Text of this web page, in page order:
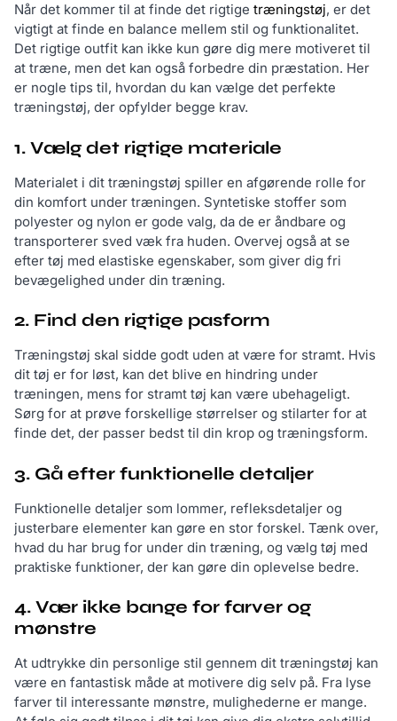
Når det kommer til at finde det rigtige træningstøj, er det
vigtigt at finde en balance mellem stil og funktionalitet.
Det rigtige outfit kan ikke kun gøre dig mere motiveret til
at træne, men det kan også forbedre din præstation. Her
er nogle tips til, hvordan du kan vælge det perfekte
træningstøj, der opfylder begge krav.
1. Vælg det rigtige materiale
Materialet i dit træningstøj spiller en afgørende rolle for
din komfort under træningen. Syntetiske stoffer som
polyester og nylon er gode valg, da de er åndbare og
transporterer sved væk fra huden. Overvej også at se
efter tøj med elastiske egenskaber, som giver dig fri
bevægelighed under din træning.
2. Find den rigtige pasform
Træningstøj skal sidde godt uden at være for stramt. Hvis
dit tøj er for løst, kan det blive en hindring under
træningen, mens for stramt tøj kan være ubehageligt.
Sørg for at prøve forskellige størrelser og stilarter for at
finde det, der passer bedst til din krop og træningsform.
3. Gå efter funktionelle detaljer
Funktionelle detaljer som lommer, refleksdetaljer og
justerbare elementer kan gøre en stor forskel. Tænk over,
hvad du har brug for under din træning, og vælg tøj med
praktiske funktioner, der kan gøre din oplevelse bedre.
4. Vær ikke bange for farver og
mønstre
At udtrykke din personlige stil gennem dit træningstøj kan
være en fantastisk måde at motivere dig selv på. Fra lyse
farver til interessante mønstre, mulighederne er mange.